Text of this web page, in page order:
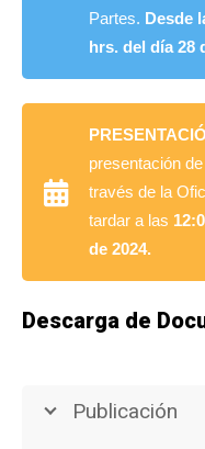
Partes. Desde
hrs. del día28
presentación
través de la
tardar a las
de 2024.
Descarga de
Publicación